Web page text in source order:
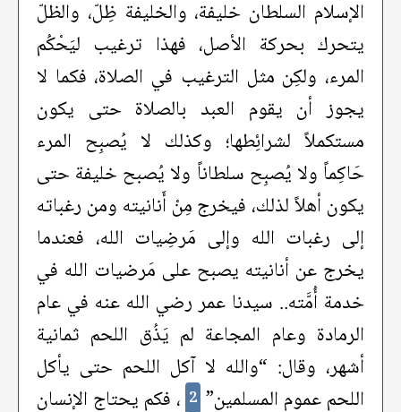
الإسلام السلطان خليفة، والخليفة ظِلّ، والظلّ
يتحرك بحركة الأصل، فهذا ترغيب ليَحْكُم
المرء، ولكِن مثل الترغيب في الصلاة، فكما لا
يجوز أن يقوم العبد بالصلاة حتى يكون
مستكملاً لشرائِطها؛ وكذلك لا يُصبِح المرء
حَاكِماً ولا يُصبِح سلطاناً ولا يُصبح خليفة حتى
يكون أهلاً لذلك، فيخرج مِنْ أَنانيته ومن رغباته
إلى رغبات الله وإلى مَرضِيات الله، فعندما
يخرج عن أنانيته يصبح على مَرضيات الله في
خدمة أُمَّته.. سيدنا عمر رضي الله عنه في عام
الرمادة وعام المجاعة لم يَذُق اللحم ثمانية
أشهر، وقال: “والله لا آكل اللحم حتى يأكل
اللحم عموم المسلمين” 2 ، فكم يحتاج الإنسان